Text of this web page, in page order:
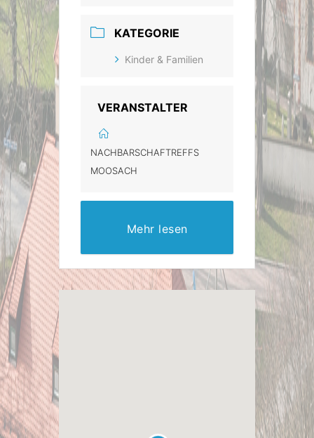
KATEGORIE
Kinder & Familien
VERANSTALTER
NACHBARSCHAFTREFFS
MOOSACH
Mehr lesen